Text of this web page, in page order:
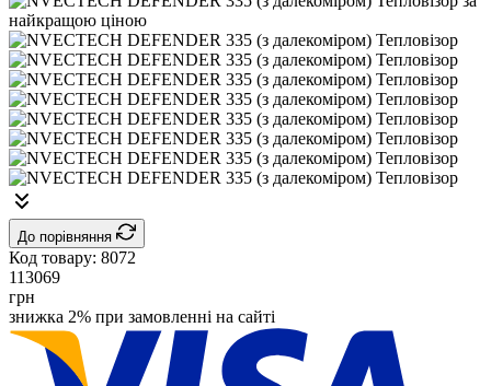
До порівняння
Код товару: 8072
113069
грн
знижка 2% при замовленні на сайті